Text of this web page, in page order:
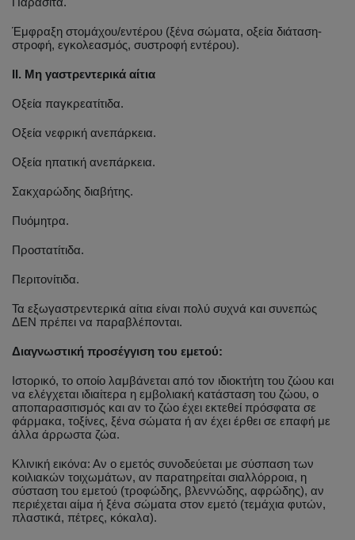
Παράσιτα.
Έμφραξη στομάχου/εντέρου (ξένα σώματα, οξεία διάταση-
στροφή, εγκολεασμός, συστροφή εντέρου).
II. Μη γαστρεντερικά αίτια
Οξεία παγκρεατίτιδα.
Οξεία νεφρική ανεπάρκεια.
Οξεία ηπατική ανεπάρκεια.
Σακχαρώδης διαβήτης.
Πυόμητρα.
Προστατίτιδα.
Περιτονίτιδα.
Τα εξωγαστρεντερικά αίτια είναι πολύ συχνά και συνεπώς
ΔΕΝ πρέπει να παραβλέπονται.
Διαγνωστική προσέγγιση του εμετού:
Ιστορικό, το οποίο λαμβάνεται από τον ιδιοκτήτη του ζώου και
να ελέγχεται ιδιαίτερα η εμβολιακή κατάσταση του ζώου, ο
αποπαρασιτισμός και αν το ζώο έχει εκτεθεί πρόσφατα σε
φάρμακα, τοξίνες, ξένα σώματα ή αν έχει έρθει σε επαφή με
άλλα άρρωστα ζώα.
Κλινική εικόνα: Αν ο εμετός συνοδεύεται με σύσπαση των
κοιλιακών τοιχωμάτων, αν παρατηρείται σιαλλόρροια, η
σύσταση του εμετού (τροφώδης, βλεννώδης, αφρώδης), αν
περιέχεται αίμα ή ξένα σώματα στον εμετό (τεμάχια φυτών,
πλαστικά, πέτρες, κόκαλα).